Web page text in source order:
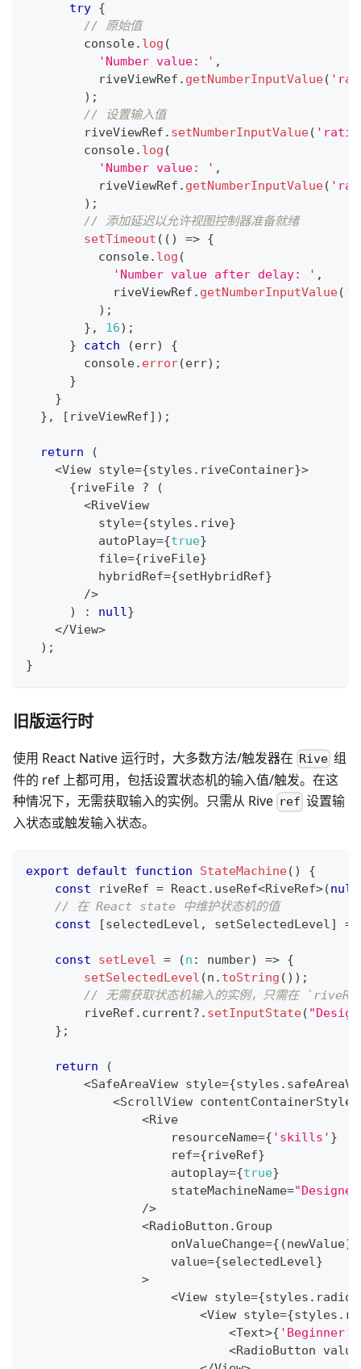
try {
// 原始值
console. log (
'Number value: ' ,
          riveViewRef
. getNumberInputValue(
) ;
// 设置输入值
        riveViewRef
. setNumberInputValue(
console. log (
'Number value: ' ,
          riveViewRef
. getNumberInputValue(
) ;
// 添加延迟以允许视图控制器准备就绪
setTimeout ( ( ) => {
console. log (
'Number value after delay: ' ,
            riveViewRef
. getNumberInputValue(
) ;
} , 16) ;
}
catch (err)
{
console. error(err) ;
}
}
} , [ riveViewRef] ) ;
return
(
<View style={styles . riveContainer}>
{riveFile ?
(
<RiveView
          style
={styles . rive}
          autoPlay
={true}
          file
={riveFile}
          hybridRef
={setHybridRef}
/>
)
: null}
</View>
) ;
}
旧版运行时
使用 React Native 运行时，大多数方法/触发器在 Rive 组
件的 ref 上都可用，包括设置状态机的输入值/触发。在这
种情况下，无需获取输入的实例。只需从 Rive ref 设置输
入状态或触发输入状态。
export default function StateMachine( )
{
const riveRef = React . useRef<RiveRef>(null
// 在 React state 中维护状态机的值
const
[selectedLevel , setSelectedLevel] =
const setLevel = (n : number) => {
setSelectedLevel (n . toString ( ) ) ;
// 无需获取状态机输入的实例，只需在
        riveRef
. current?. setInputState(
} ;
return
(
<SafeAreaView style={styles .
<ScrollView contentContainerStyle
<Rive
                    resourceName
={ 'skills' }
                    ref
={riveRef}
                    autoplay
={true}
                    stateMachineName
=
/>
<RadioButton .Group
                    onValueChange
={ (newValue)
                    value
={selectedLevel}
>
<View style={styles .
<View style={styles .
<Text>{ 'Beginner'
<RadioButton value